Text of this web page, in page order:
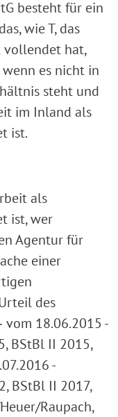
besteht für ein
wie T, das
vollendet hat,
es nicht in
steht und
im Inland als
ist.
als
ist, wer
Agentur für
einer
des
vom 18.06.2015 -
BStBl II 2015,
-
BStBl II 2017,
Raupach,